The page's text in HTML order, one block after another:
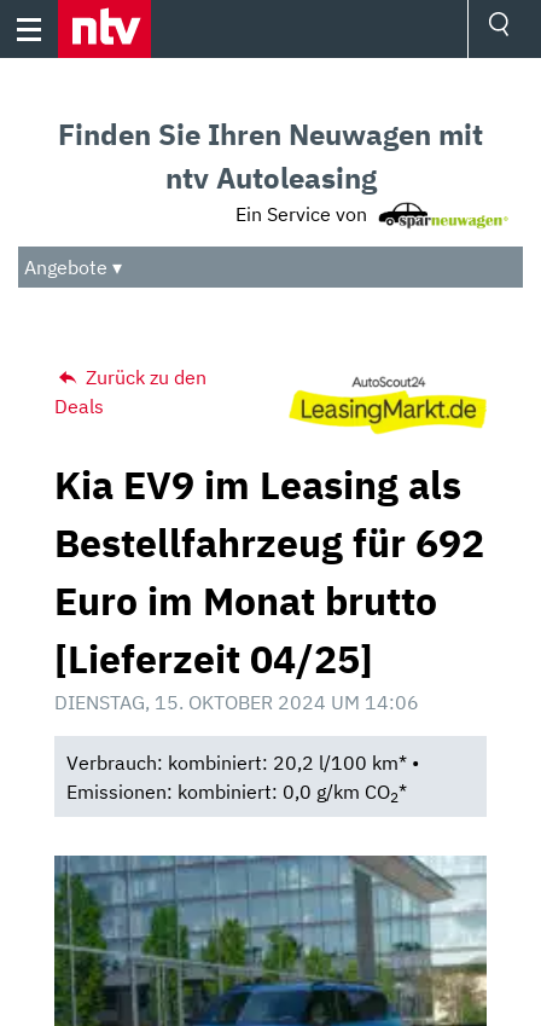
Skip
Audio
Das Beste
Finden Sie Ihren Neuwagen mit
ntv Autoleasing
Ein Service von
Angebote ▾
Zurück zu den
Deals
Kia EV9 im Leasing als
Bestellfahrzeug für 692
Euro im Monat brutto
[Lieferzeit 04/25]
DIENSTAG, 15. OKTOBER 2024 UM 14:06
Verbrauch: kombiniert: 20,2 l/100 km* •
Emissionen: kombiniert: 0,0 g/km CO2*